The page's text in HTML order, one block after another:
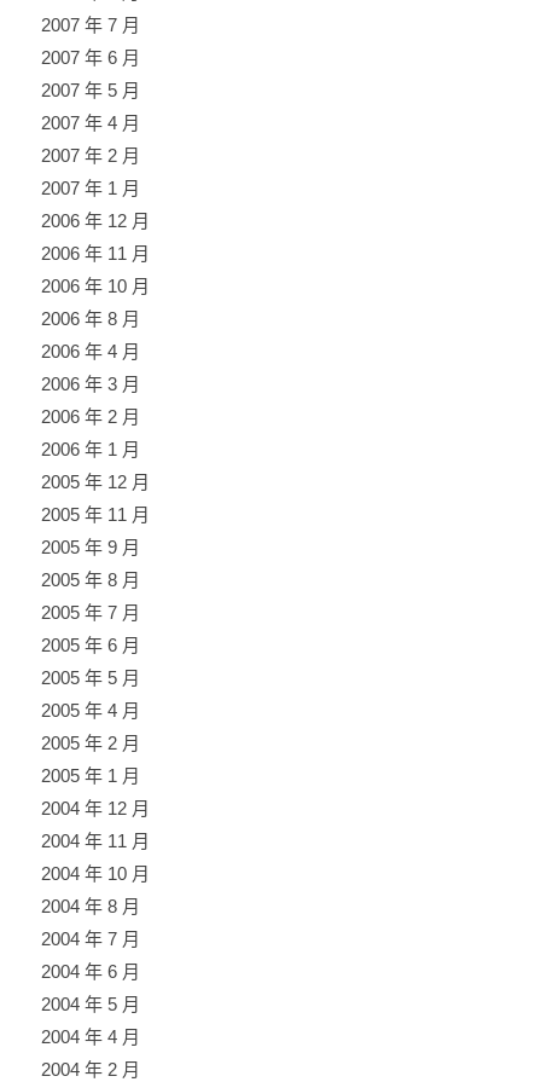
2007 年 7 月
2007 年 6 月
2007 年 5 月
2007 年 4 月
2007 年 2 月
2007 年 1 月
2006 年 12 月
2006 年 11 月
2006 年 10 月
2006 年 8 月
2006 年 4 月
2006 年 3 月
2006 年 2 月
2006 年 1 月
2005 年 12 月
2005 年 11 月
2005 年 9 月
2005 年 8 月
2005 年 7 月
2005 年 6 月
2005 年 5 月
2005 年 4 月
2005 年 2 月
2005 年 1 月
2004 年 12 月
2004 年 11 月
2004 年 10 月
2004 年 8 月
2004 年 7 月
2004 年 6 月
2004 年 5 月
2004 年 4 月
2004 年 2 月